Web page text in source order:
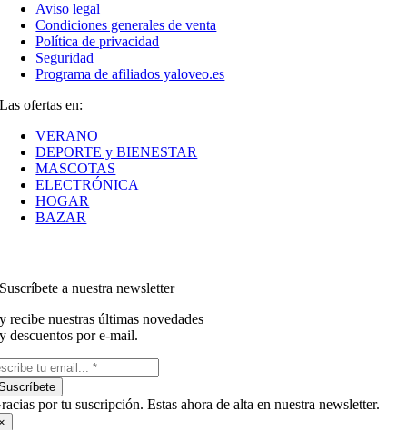
Aviso legal
Condiciones generales de venta
Política de privacidad
Seguridad
Programa de afiliados yaloveo.es
Las ofertas en:
VERANO
DEPORTE y BIENESTAR
MASCOTAS
ELECTRÓNICA
HOGAR
BAZAR
Suscríbete a nuestra newsletter
y recibe nuestras últimas novedades
y descuentos por e-mail.
por tu suscripción. Estas ahora de alta en nuestra newsletter.